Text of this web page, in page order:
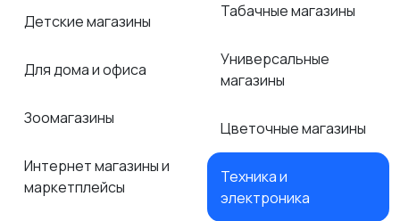
Детские магазины
Для дома и офиса
Зоомагазины
Интернет магазины и
маркетплейсы
Табачные магазины
Универсальные
магазины
Цветочные магазины
Техника и
электроника